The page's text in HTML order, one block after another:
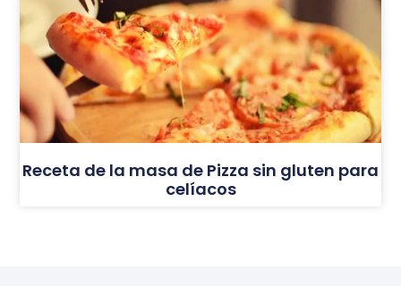
Receta de la masa de Pizza sin gluten para
celíacos